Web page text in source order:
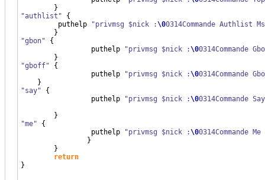
}
"authlist"
{
         puthelp
"privmsg $nick :\00314Commande Authlist
}
"gbon"
{
		 puthelp
"privmsg $nick :\00314Commande
}
"gboff"
{
		 puthelp
"privmsg $nick :\00314Commande
}
"say"
{
		 puthelp
"privmsg $nick :\00314Commande
}
"me"
{
		 puthelp
"privmsg $nick :\00314Commande
}
}
return
}